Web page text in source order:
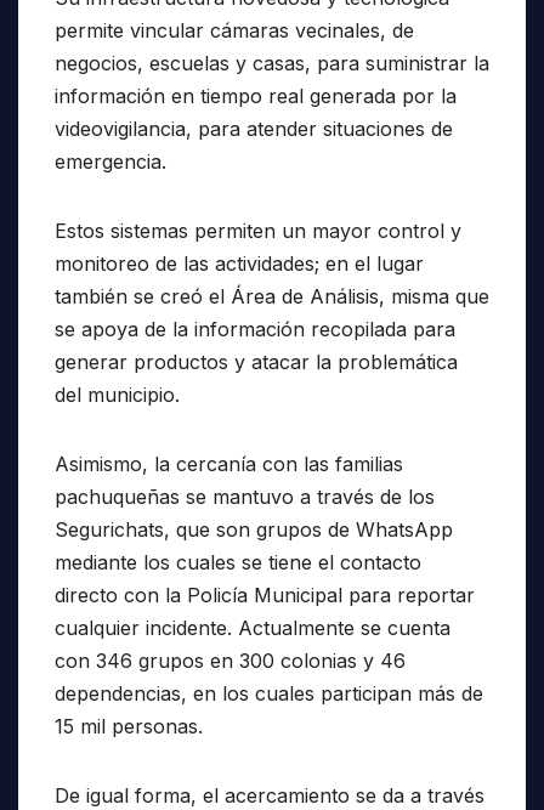
permite vincular cámaras vecinales, de
negocios, escuelas y casas, para suministrar la
información en tiempo real generada por la
videovigilancia, para atender situaciones de
emergencia.
Estos sistemas permiten un mayor control y
monitoreo de las actividades; en el lugar
también se creó el Área de Análisis, misma que
se apoya de la información recopilada para
generar productos y atacar la problemática
del municipio.
Asimismo, la cercanía con las familias
pachuqueñas se mantuvo a través de los
Segurichats, que son grupos de WhatsApp
mediante los cuales se tiene el contacto
directo con la Policía Municipal para reportar
cualquier incidente. Actualmente se cuenta
con 346 grupos en 300 colonias y 46
dependencias, en los cuales participan más de
15 mil personas.
De igual forma, el acercamiento se da a través